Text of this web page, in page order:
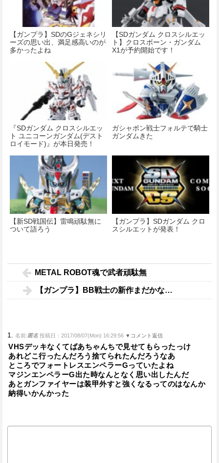
【ガンプラ】SDのGジェネシリ
ーズの思い出、満足感高いのが
多かったよね
【SDガンダム クロスシルエッ
ト】クロスボーン・ガンダム
X1が予約開始です！
『SDガンダム クロスシルエッ
ト ユニコーンガンダム(デスト
ロイモード)』が本日発売！
ガシャポン戦士フォルテで騎士
ガンダムきた
【新SD戦国伝】雷鳴頑駄無に
ついて語ろう
【ガンプラ】SDガンダム クロ
スシルエットが発表！
METAL ROBOT魂で武者頑駄無
【ガンプラ】BB戦士の新作まだかな…
1. 名前:匿名 投稿日：2017/08/07(Mon) 16:29:56 ▼コメント返信
VHSデッキなくてばあちゃんちで見せてもらったっけ
あれどこ行ったんだろう捨てられたんだろうなあ
ところでフォートレスエンペラーGっていたよね
マジンエンペラーG出た時なんとなく思い出したんだ
あとガンファイヤーは装甲外すと強くなるってのはなんか
納得いかんかった